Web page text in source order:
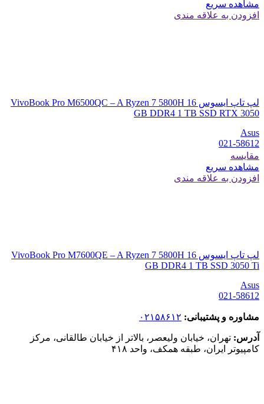
مشاهده سریع
افزودن به علاقه مندی
لپ تاپ ایسوس VivoBook Pro M6500QC – A Ryzen 7 5800H 16
GB DDR4 1 TB SSD RTX 3050
Asus
021-58612
مقایسه
مشاهده سریع
افزودن به علاقه مندی
لپ تاپ ایسوس VivoBook Pro M7600QE – A Ryzen 7 5800H 16
GB DDR4 1 TB SSD 3050 Ti
Asus
021-58612
مشاوره و پشتیبانی: ۰۲۱۵۸۶۱۲
آدرس: تهران، خیابان ولیعصر، بالاتر از خیابان طالقانی، مرکز
کامپیوتر ایران، طبقه همکف، واحد ۴۱۸